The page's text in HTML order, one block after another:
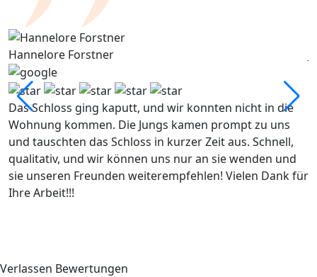
Hannelore Forstner
Das Schloss ging kaputt, und wir konnten nicht in die
Wohnung kommen. Die Jungs kamen prompt zu uns
und tauschten das Schloss in kurzer Zeit aus. Schnell,
qualitativ, und wir können uns nur an sie wenden und
sie unseren Freunden weiterempfehlen! Vielen Dank für
Ihre Arbeit!!!
Verlassen Bewertungen